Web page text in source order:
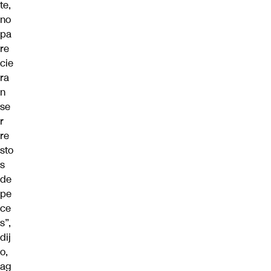
te,
no
pa
re
cie
ra
n
se
r
re
sto
s
de
pe
ce
s”,
dij
o,
ag